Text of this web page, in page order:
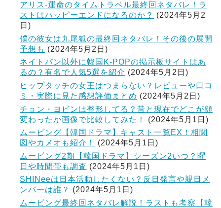
アリス-運命のタイムトラベル最終回ネタバレ！ラ
ストはハッピーエンドになるのか？
(2024年5月2
日)
僕の彼女は九尾狐の最終回ネタバレ！その後の展開
予想も (2024年5月2日)
ネイトパン以外に韓国K-POPの掲示板サイトはあ
るの？有名で人気5選を紹介 (2024年5月2日)
ヒップタッチの女王はつまらない？レビューや口コ
ミ・実際に見た感想評価まとめ (2024年5月2日)
チョン・ヨビンは整形してる？昔と現在でどこが顔
変わったか画像で比較してみた！
(2024年5月1日)
ムービング【韓国ドラマ】キャスト一覧EX！相関
図やカメオも紹介！
(2024年5月1日)
ムービング2期【韓国ドラマ】シーズン2いつ？曜
日や時間帯も調査 (2024年5月1日)
SHINeeは日本活動したくない？反日発言や親日メ
ンバーは誰？
(2024年5月1日)
ムービング最終回ネタバレ解説！ラストも考察【韓